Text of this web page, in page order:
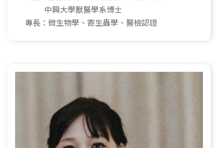
中興大學獸醫學系博士
專長：微生物學、寄生蟲學、醫檢認證